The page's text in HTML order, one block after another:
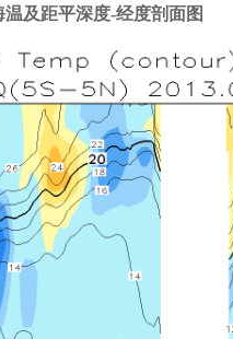
及距平深度-经度剖面图